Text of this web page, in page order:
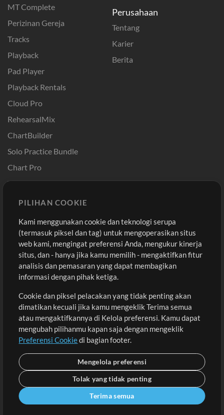
MT Complete
Perizinan Gereja
Tracks
Playback
Pad Player
Playback Rentals
Cloud Pro
RehearsalMix
ChartBuilder
Solo Practice Bundle
Chart Pro
Template ProPresenter
Sound
Perusahaan
Tentang
Karier
Berita
Pembelian
Beli Kredit
Konten Gratis
Permintaan Lagu
Lain-lain
Sesi
Kirimkan musik kamu
Playlist
MT Conference
Akun
Masuk
Daftar
Lihat Keranjang
PILIHAN COOKIE
Kami menggunakan cookie dan teknologi serupa
(termasuk piksel dan tag) untuk mengoperasikan situs
web kami, mengingat preferensi Anda, mengukur kinerja
situs, dan - hanya jika kamu memilih - mengaktifkan fitur
analisis dan pemasaran yang dapat membagikan
informasi dengan pihak ketiga.
Cookie dan piksel pelacakan yang tidak penting akan
dimatikan kecuali jika kamu mengeklik Terima semua
atau mengaktifkannya di Kelola preferensi. Kamu dapat
mengubah pilihanmu kapan saja dengan mengeklik
Preferensi Cookiedi bagian footer.
Mengelola preferensi
Tolak yang tidak penting
Terima semua